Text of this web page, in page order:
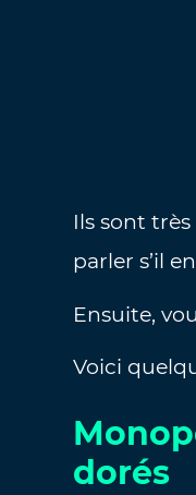
Ils sont
parler s’il
Ensuite,
Voici
dorés